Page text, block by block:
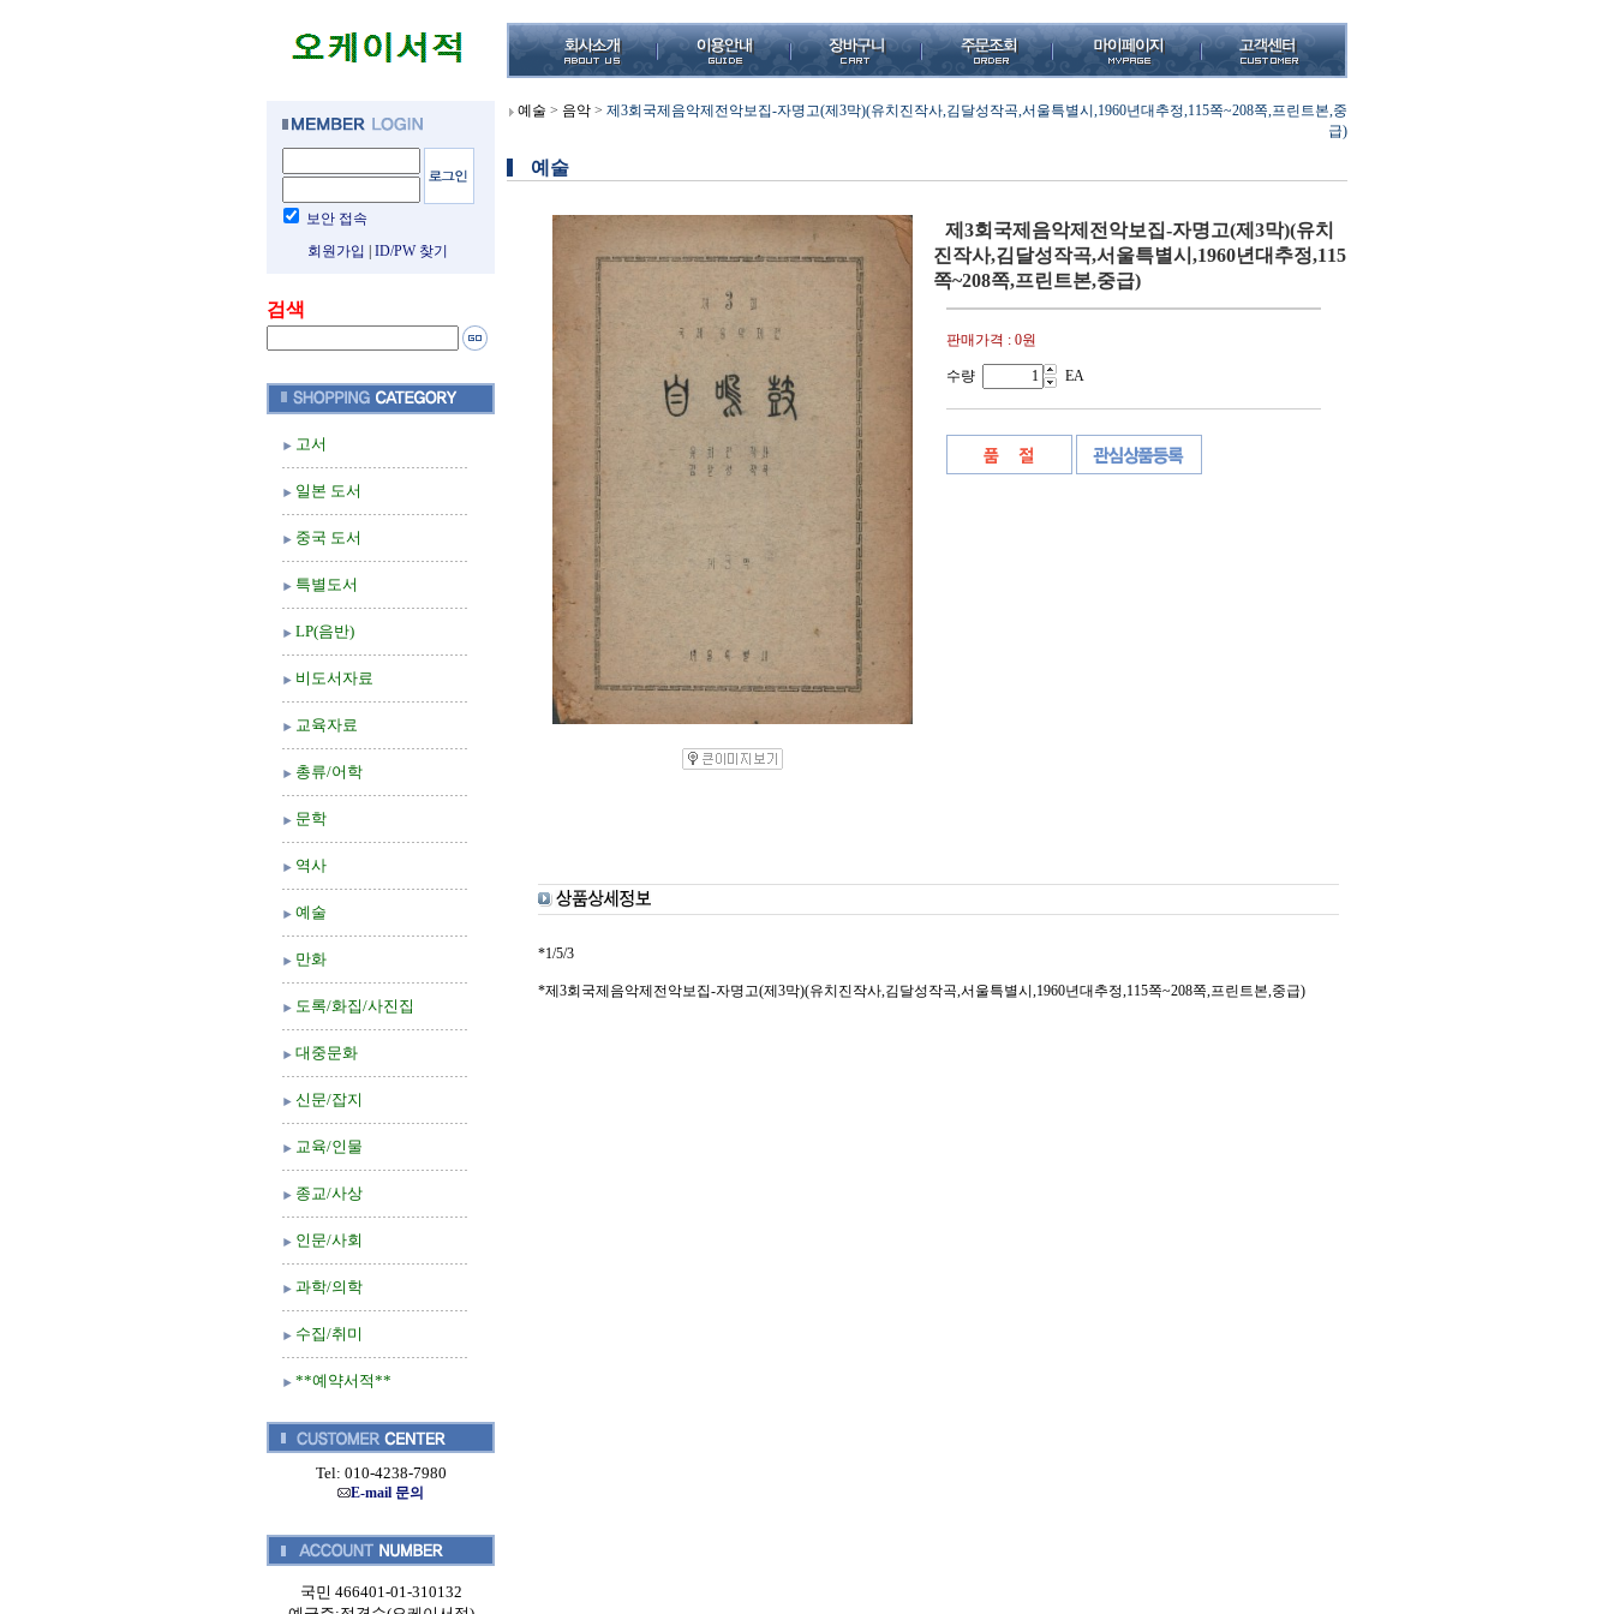
보안 접속
회원가입
ID/PW 찾기
검색
고서
일본 도서
중국 도서
특별도서
LP(음반)
비도서자료
교육자료
총류/어학
문학
역사
예술
만화
도록/화집/사진집
대중문화
신문/잡지
교육/인물
종교/사상
인문/사회
과학/의학
수집/취미
**예약서적**
Tel: 010-4238-7980
E-mail 문의
국민 466401-01-310132
예술 > 음악 > 제3회국제음악제전악보집-자명고(제3막)(유치진작사,김달성작곡,서울특별시,1960년대추정,115쪽~208쪽,프린트본,중
급)
예술
제3회국제음악제전악보집-자명고(제3막)(유치
진작사,김달성작곡,서울특별시,1960년대추정,115
쪽~208쪽,프린트본,중급)
판매가격 : 0원
수량 EA
*1/5/3
*제3회국제음악제전악보집-자명고(제3막)(유치진작사,김달성작곡,서울특별시,1960년대추정,115쪽~208쪽,프린트본,중급)